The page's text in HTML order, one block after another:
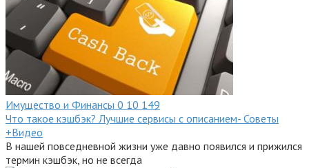
Имущество и Финансы 0 10 149
Что такое кэшбэк? Лучшие сервисы с описанием- Советы
+Видео
В нашей повседневной жизни уже давно появился и прижился
термин кэшбэк, но не всегда